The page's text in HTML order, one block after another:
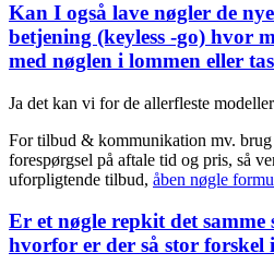
Kan I også lave nøgler de
betjening (keyless -go) hvor
med nøglen i lommen eller
Ja det kan vi for de allerfleste
For tilbud & kommunikation mv.
forespørgsel på aftale tid og pris, så
uforpligtende tilbud, åben nøgle
Er et nøgle repkit det samme
hvorfor er der så stor forskel